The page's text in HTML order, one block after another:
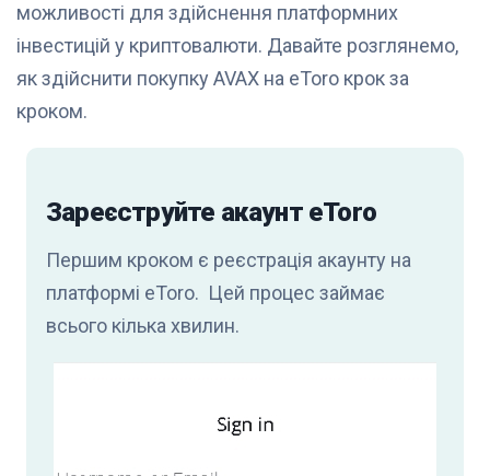
можливості для здійснення платформних
інвестицій у криптовалюти. Давайте розглянемо,
як здійснити покупку AVAX на eToro крок за
кроком.
Зареєструйте акаунт eToro
Першим кроком є реєстрація акаунту на
платформі eToro. Цей процес займає
всього кілька хвилин.